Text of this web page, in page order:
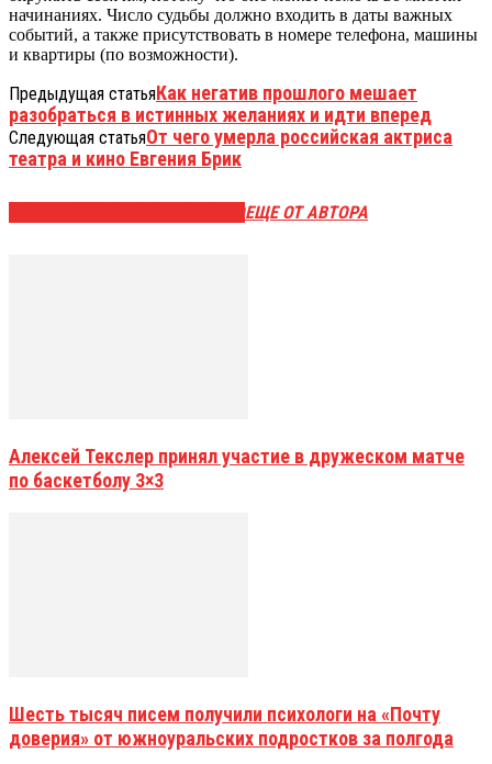
начинаниях. Число судьбы должно входить в даты важных
событий, а также присутствовать в номере телефона, машины
и квартиры (по возможности).
Предыдущая статьяКак негатив прошлого мешает
разобраться в истинных желаниях и идти вперед
Следующая статьяОт чего умерла российская актриса
театра и кино Евгения Брик
ЕЩЕ ОТ АВТОРА
Алексей Текслер принял участие в дружеском матче
по баскетболу 3×3
Шесть тысяч писем получили психологи на «Почту
доверия» от южноуральских подростков за полгода